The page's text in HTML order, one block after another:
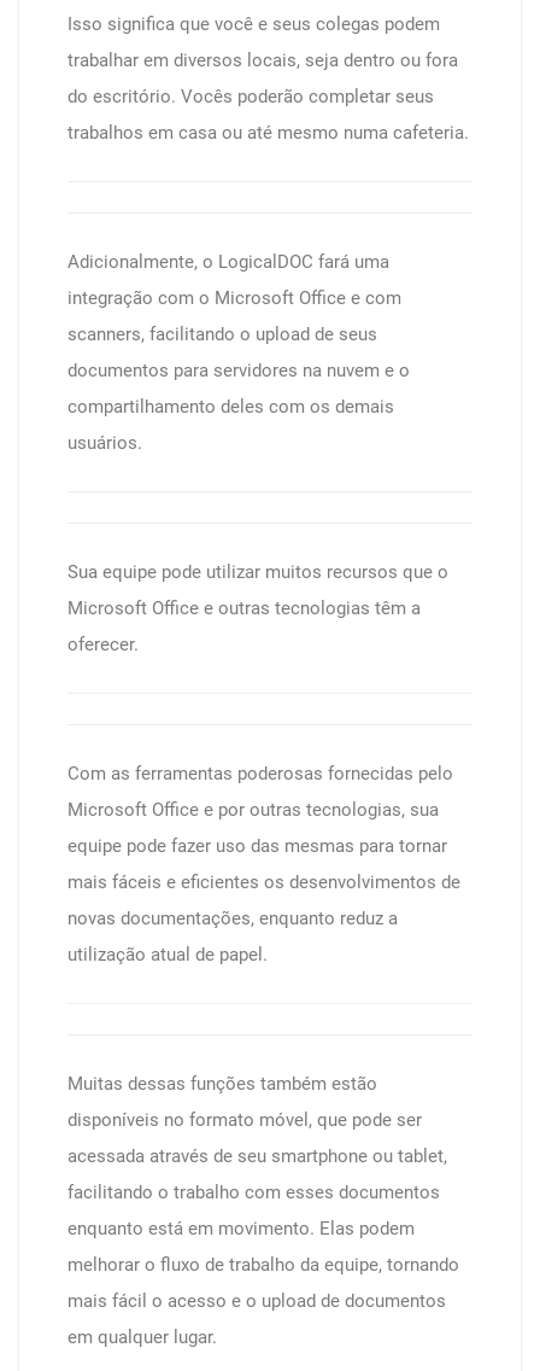
Isso significa que você e seus colegas podem
trabalhar em diversos locais, seja dentro ou fora
do escritório. Vocês poderão completar seus
trabalhos em casa ou até mesmo numa cafeteria.
Adicionalmente, o LogicalDOC fará uma
integração com o Microsoft Office e com
scanners, facilitando o upload de seus
documentos para servidores na nuvem e o
compartilhamento deles com os demais
usuários.
Sua equipe pode utilizar muitos recursos que o
Microsoft Office e outras tecnologias têm a
oferecer.
Com as ferramentas poderosas fornecidas pelo
Microsoft Office e por outras tecnologias, sua
equipe pode fazer uso das mesmas para tornar
mais fáceis e eficientes os desenvolvimentos de
novas documentações, enquanto reduz a
utilização atual de papel.
Muitas dessas funções também estão
disponíveis no formato móvel, que pode ser
acessada através de seu smartphone ou tablet,
facilitando o trabalho com esses documentos
enquanto está em movimento. Elas podem
melhorar o fluxo de trabalho da equipe, tornando
mais fácil o acesso e o upload de documentos
em qualquer lugar.